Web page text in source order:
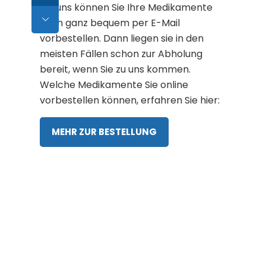
sie in den
Sie hier:
Für alle nicht
Produkte sammeln Sie bei uns
PAYBACK Punkte. Zeigen Sie uns
bei Ihrem Einkauf Ihre PAYBACK
und schon landen die Punkte auf
Konto.
MEHR ZU PAYBACK